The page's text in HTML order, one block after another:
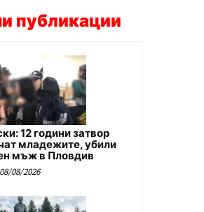
публикации
12 години затвор
младежите, убили
мъж в Пловдив
08/08/2026